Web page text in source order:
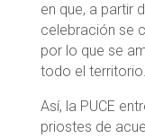
en que, a partir
celebración se
por lo que se
todo el territorio.
Así, la PUCE
priostes de